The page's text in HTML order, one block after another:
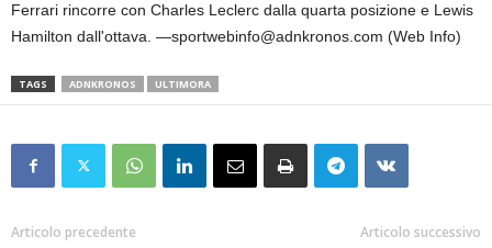
Ferrari rincorre con Charles Leclerc dalla quarta posizione e Lewis
Hamilton dall'ottava. —sportwebinfo@adnkronos.com (Web Info)
TAGS ADNKRONOS ULTIMORA
Articolo precedente Articolo successivo